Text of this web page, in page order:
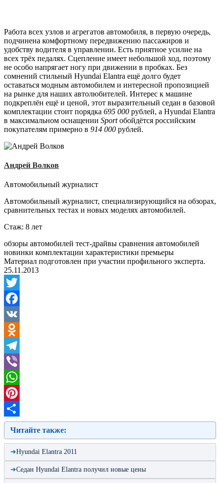
Работа всех узлов и агрегатов автомобиля, в первую очередь,
подчинена комфортному передвижению пассажиров и
удобству водителя в управлении. Есть приятное усилие на
всех трёх педалях. Сцепление имеет небольшой ход, поэтому
не особо напрягает ногу при движении в пробках. Без
сомнений стильный Hyundai Elantra ещё долго будет
оставаться модным автомобилем и интересной пропозицией
на рынке для наших автолюбителей. Интерес к машине
подкреплён ещё и ценой, этот выразительный седан в базовой
комплектации стоит порядка 695 000 рублей, а Hyundai Elantra
в максимальном оснащении Sportобойдётся российским
покупателям примерно в 914 000 рублей.
Андрей Волков
Автомобильный журналист
Автомобильный журналист, специализирующийся на обзорах,
сравнительных тестах и новых моделях автомобилей.
Стаж: 8 лет
обзоры автомобилей тест-драйвы сравнения автомобилей
новинки комплектации характеристики премьеры
Материал подготовлен при участии профильного эксперта.
25.11.2013
Twitter
Facebook
VK
Odnoklassniki
Telegram
Viber
WhatsApp
Pinterest
Отправить
Читайте также:
Hyundai Elantra 2011
Седан Hyundai Elantra получил новые цены